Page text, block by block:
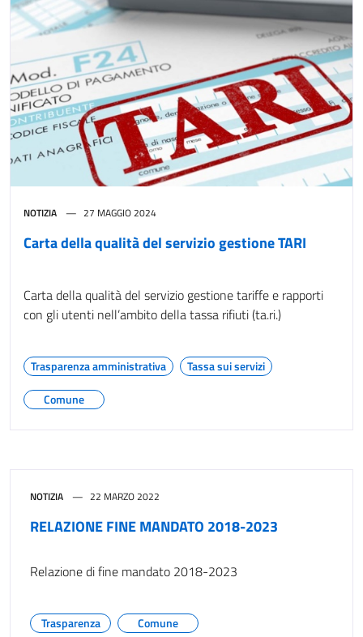
NOTIZIA 27 MAGGIO 2024
Carta della qualità del servizio gestione TARI
Carta della qualità del servizio gestione tariffe e rapporti
con gli utenti nell’ambito della tassa rifiuti (ta.ri.)
Trasparenza amministrativa
Tassa sui servizi
Comune
NOTIZIA 22 MARZO 2022
RELAZIONE FINE MANDATO 2018-2023
Relazione di fine mandato 2018-2023
Trasparenza Comune